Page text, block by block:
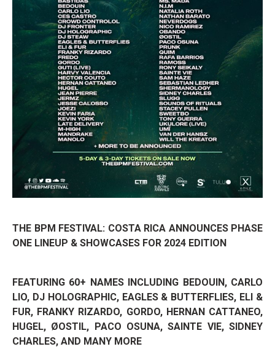
THE BPM FESTIVAL: COSTA RICA ANNOUNCES PHASE
ONE LINEUP & SHOWCASES FOR 2024 EDITION
FEATURING 60+ NAMES INCLUDING BEDOUIN, CARLO
LIO, DJ HOLOGRAPHIC, EAGLES & BUTTERFLIES, ELI &
FUR, FRANKY RIZARDO, GORDO, HERNAN CATTANEO,
HUGEL, ØOSTIL, PACO OSUNA, SAINTE VIE, SIDNEY
CHARLES, AND MANY MORE